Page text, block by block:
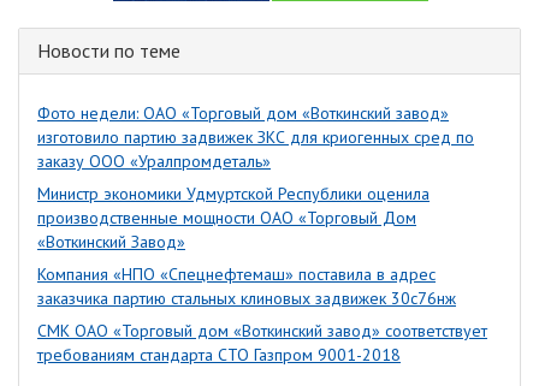
Новости по теме
Фото недели: ОАО «Торговый дом «Воткинский завод»
изготовило партию задвижек ЗКС для криогенных сред по
заказу ООО «Уралпромдеталь»
Министр экономики Удмуртской Республики оценила
производственные мощности ОАО «Торговый Дом
«Воткинский Завод»
Компания «НПО «Спецнефтемаш» поставила в адрес
заказчика партию стальных клиновых задвижек 30с76нж
СМК ОАО «Торговый дом «Воткинский завод» соответствует
требованиям стандарта СТО Газпром 9001-2018